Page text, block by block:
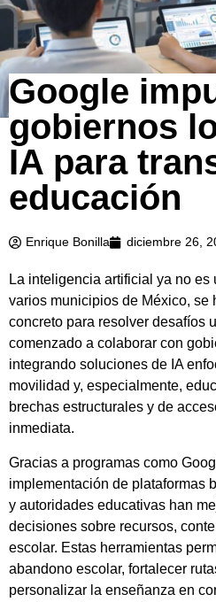
Google
gobiernos
IA para
educación
Enrique Bonilla diciembre 26,
La inteligencia artificial ya no es
varios municipios de México, se
concreto para resolver desafíos
comenzado a colaborar con
integrando soluciones de IA
movilidad y, especialmente,
brechas estructurales y de
inmediata.
Gracias a programas como
implementación de plataformas
y autoridades educativas han
decisiones sobre recursos,
escolar. Estas herramientas
abandono escolar, fortalecer
personalizar la enseñanza en